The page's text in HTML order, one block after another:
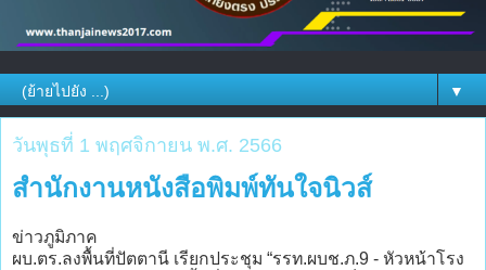
▼
วันพุธที่ 1 พฤศจิกายน พ.ศ. 2566
สำนักงานหนังสือพิมพ์ทันใจนิวส์
ข่าวภูมิภาค
ผบ.ตร.ลงพื้นที่ปัตตานี เรียกประชุม “รรท.ผบช.ภ.9 - หัวหน้าโรง